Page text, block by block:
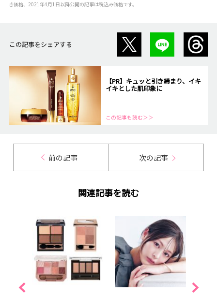
き価格、2021年4月1日以降公開の記事は税込み価格です。
この記事をシェアする
【PR】キュッと引き締まり、イキ
イキとした肌印象に
この記事も読む＞＞
前の記事 次の記事
関連記事を読む